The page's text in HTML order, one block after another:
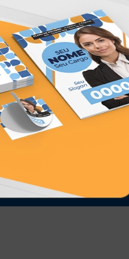
adicional.
prestador de
0002-52